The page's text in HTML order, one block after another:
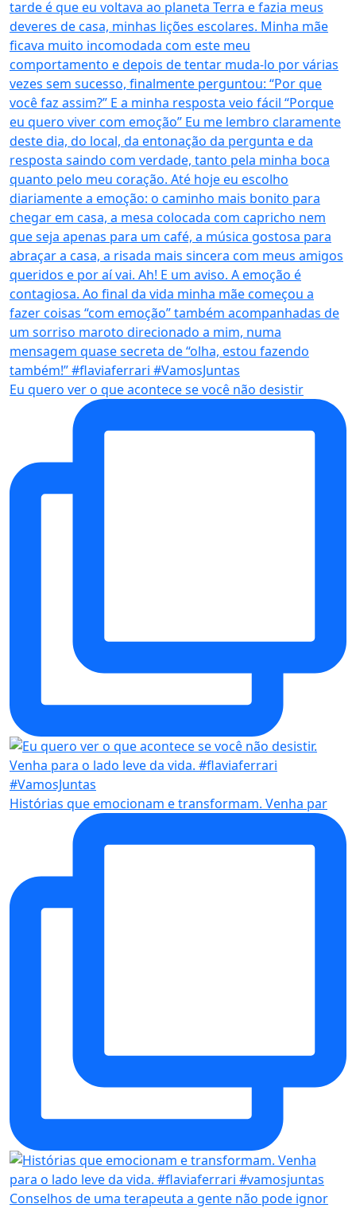
Eu quero ver o que acontece se você não desistir
Histórias que emocionam e transformam. Venha par
Conselhos de uma terapeuta a gente não pode ignor